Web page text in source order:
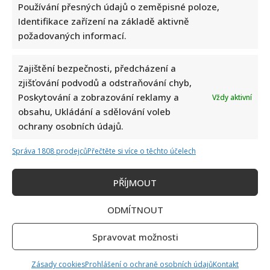
Používání přesných údajů o zeměpisné poloze,
Identifikace zařízení na základě aktivně
požadovaných informací.
Zajištění bezpečnosti, předcházení a
zjišťování podvodů a odstraňování chyb,
Poskytování a zobrazování reklamy a
obsahu, Ukládání a sdělování voleb
ochrany osobních údajů.
Vždy aktivní
Správa 1808 prodejcůPřečtěte si více o těchto účelech
PŘÍJMOUT
ODMÍTNOUT
Spravovat možnosti
Zásady cookiesProhlášení o ochraně osobních údajůKontakt
Vaše e-mailová adresa nebude zveřejněna.
Vyžadované informace jsou označeny*
E-mail*